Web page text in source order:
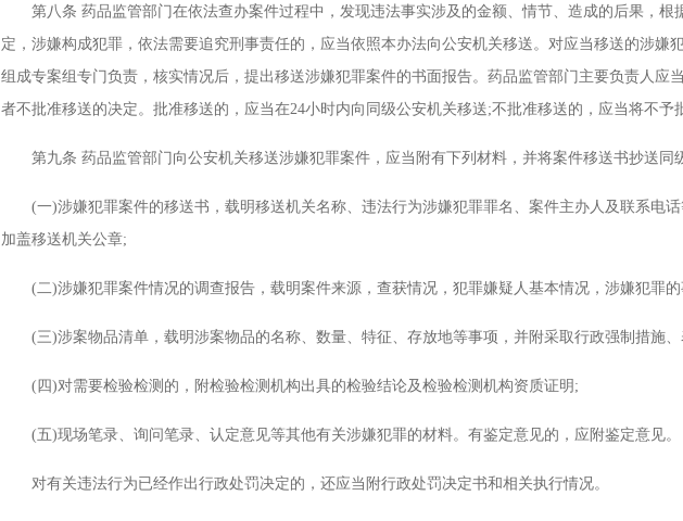
第八条 药品监管部门在依法查办案件过程中，发现违法事实涉及的金额、情节、造成的后果，根
定，涉嫌构成犯罪，依法需要追究刑事责任的，应当依照本办法向公安机关移送。对应当移送的涉嫌
组成专案组专门负责，核实情况后，提出移送涉嫌犯罪案件的书面报告。药品监管部门主要负责人应
者不批准移送的决定。批准移送的，应当在24小时内向同级公安机关移送;不批准移送的，应当将不予
第九条 药品监管部门向公安机关移送涉嫌犯罪案件，应当附有下列材料，并将案件移送书抄送同
(一)涉嫌犯罪案件的移送书，载明移送机关名称、违法行为涉嫌犯罪罪名、案件主办人及联系电话
加盖移送机关公章;
(二)涉嫌犯罪案件情况的调查报告，载明案件来源，查获情况，犯罪嫌疑人基本情况，涉嫌犯罪的
(三)涉案物品清单，载明涉案物品的名称、数量、特征、存放地等事项，并附采取行政强制措施、
(四)对需要检验检测的，附检验检测机构出具的检验结论及检验检测机构资质证明;
(五)现场笔录、询问笔录、认定意见等其他有关涉嫌犯罪的材料。有鉴定意见的，应附鉴定意见。
对有关违法行为已经作出行政处罚决定的，还应当附行政处罚决定书和相关执行情况。